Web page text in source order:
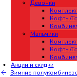
Девочки
Кофты/
Мальчики
Кофты/
Акции и скидки
Зимние